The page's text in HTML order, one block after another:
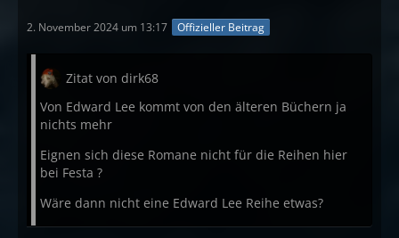
2. November 2024 um 13:17 Offizieller Beitrag
Zitat von dirk68
Von Edward Lee kommt von den älteren Büchern ja
nichts mehr
Eignen sich diese Romane nicht für die Reihen hier
bei Festa ?
Wäre dann nicht eine Edward Lee Reihe etwas?